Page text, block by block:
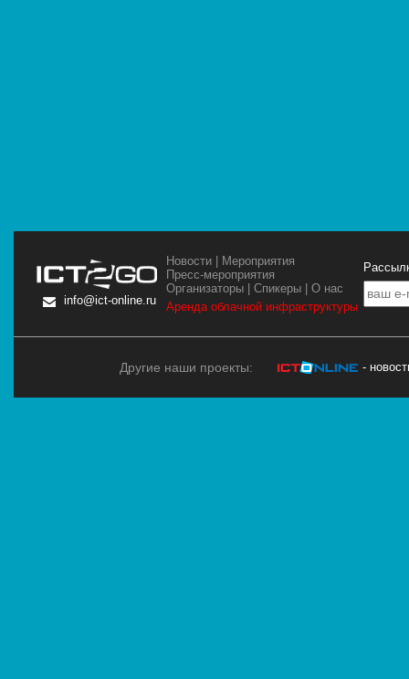
info@ict-online.ru
Новости | Мероприятия
Пресс-мероприятия
Организаторы |Спикеры |О нас
Аренда облачной инфраструктуры
Другие наши проекты: -